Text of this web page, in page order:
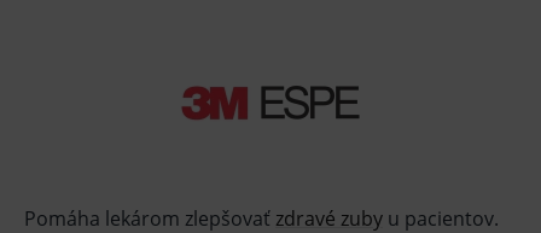
Pomáha lekárom zlepšovať zdravé zuby u pacientov.